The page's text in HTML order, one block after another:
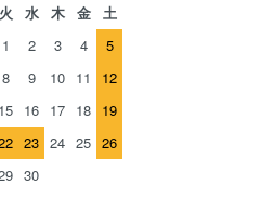
火 水 木 金
土
1
2 3 4
5
8 9 10 11
12
15 16 17 18 19
23 24 25 26
30